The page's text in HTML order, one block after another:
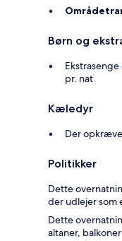
Børn og
pr. nat
Kæledyr
Der
Politikker
Dette
der udlejer som
Dette
altaner,